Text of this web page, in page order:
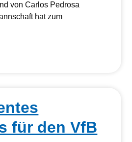
von Carlos Pedrosa
hat zum
für den VfB